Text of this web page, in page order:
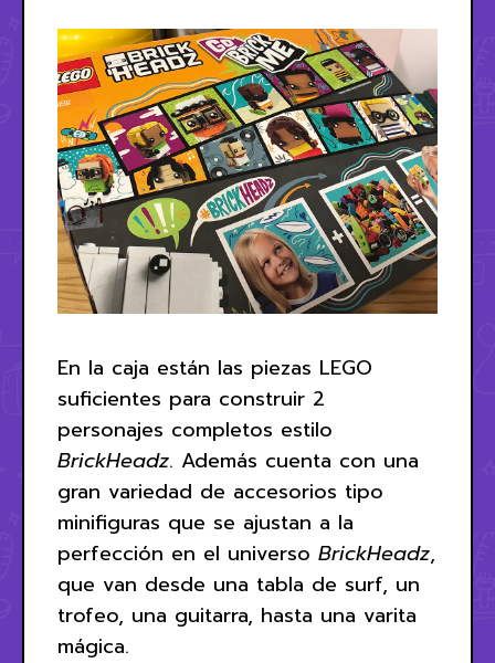
En la caja están las piezas LEGO
suficientes para construir 2
personajes completos estilo
BrickHeadz. Además cuenta con una
gran variedad de accesorios tipo
minifiguras que se ajustan a la
perfección en el universo BrickHeadz,
que van desde una tabla de surf, un
trofeo, una guitarra, hasta una varita
mágica.